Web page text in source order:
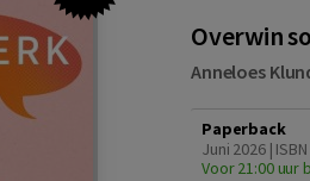
Overwin
Anneloes
Paperback
Juni 2026 |
Voor 21:00 uur